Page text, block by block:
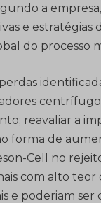
a
e estratégias
do processo
reavaliar a
forma de
Cell no
com alto teor
e poderiam